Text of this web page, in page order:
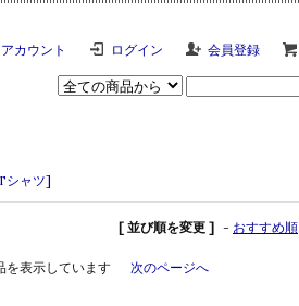
カウント ログイン 会員登録
シャツ]
[ 並び順を変更 ] - おすすめ順
表示しています 次のページへ